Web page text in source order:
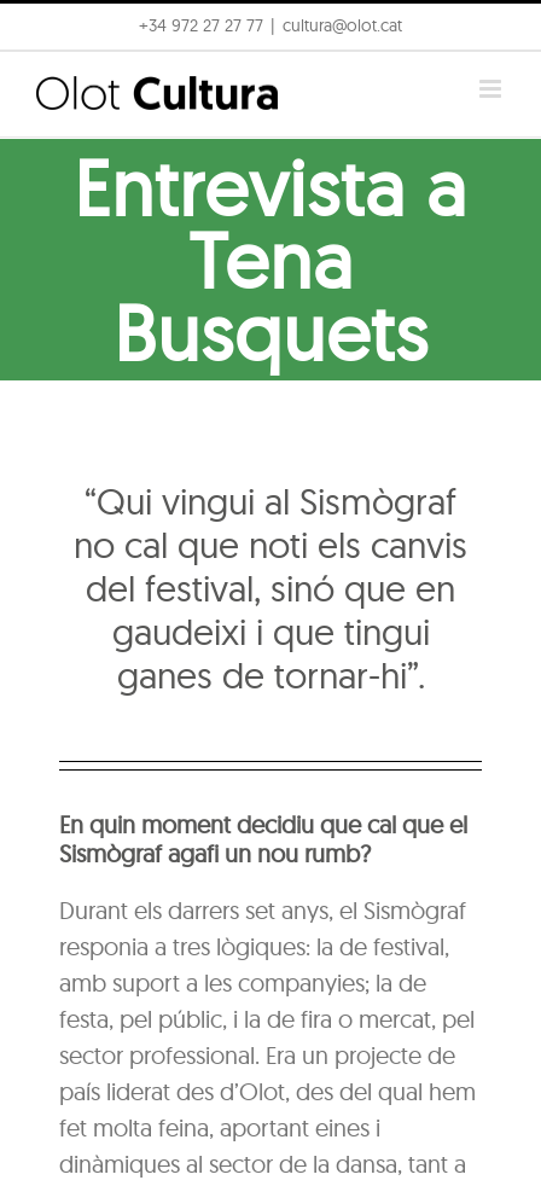
to
content
+34 972 27 27 77 cultura@olot.cat
Entrevista a
Tena
Busquets
“Qui vingui al Sismògraf
no cal que noti els canvis
del festival, sinó que en
gaudeixi i que tingui
ganes de tornar-hi”.
En quin moment decidiu que cal que el
Sismògraf agafi un nou rumb?
Durant els darrers set anys, el Sismògraf
responia a tres lògiques: la de festival,
amb suport a les companyies; la de
festa, pel públic, i la de fira o mercat, pel
sector professional. Era un projecte de
país liderat des d’Olot, des del qual hem
fet molta feina, aportant eines i
dinàmiques al sector de la dansa, tant a